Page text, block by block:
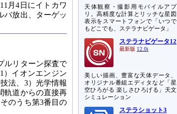
月4日にイトカワ
バ放出、ターゲッ
ルリターン探査で
）イオンエンジン
法、3）光学情報
軌道からの直接再
のうち第3番目の
天体観察・撮影用モバイルアプ
リ。高精度な計算とリッチな星図
表示をスマートフォンで「いつで
もどこでも、ステラナビゲータ」
ステラナビゲータ12
最新版 12.0i
美しい描画、豊富な天体データ、
オリジナル番組エディタなど「星
空ひろがる 楽しさひろげる」天文
シミュレーション
ステラショット3